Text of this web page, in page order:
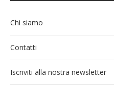
Chi siamo
Contatti
Iscriviti alla nostra newsletter